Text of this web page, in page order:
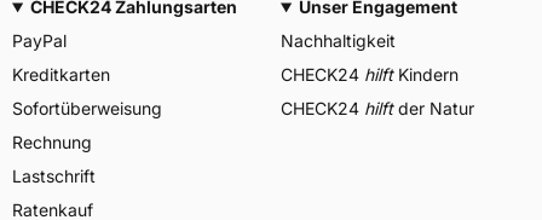
CHECK24 Zahlungsarten
PayPal
Kreditkarten
Sofortüberweisung
Rechnung
Lastschrift
Ratenkauf
Unser Engagement
Nachhaltigkeit
CHECK24 hilftKindern
CHECK24 hilftder Natur